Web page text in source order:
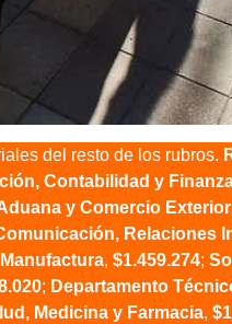
del resto de los rubros.
Contabilidad y
y Comercio Exterior
Relaciones
, $1.459.274;
; Departamento
Medicina y Farmacia,